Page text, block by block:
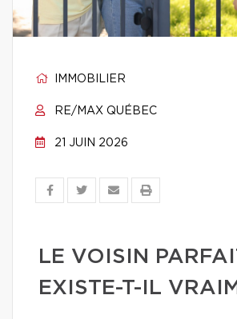
IMMOBILIER
RE/MAX QUÉBEC
21 JUIN 2026
LE VOISIN
EXISTE-T-IL